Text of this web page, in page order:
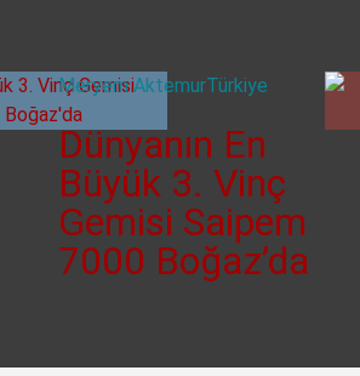
Meryem AktemurTürkiye
Dünyanın En
Büyük 3. Vinç
Gemisi Saipem
7000 Boğaz’da